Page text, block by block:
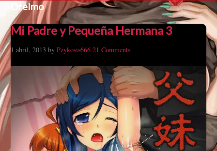
OreImo
Mi Padre y Pequeña Hermana 3
1 abril, 2013 byPzykosis666 21 Comments